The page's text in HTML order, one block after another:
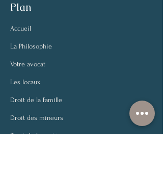
Plan
Accueil
La Philosophie
Votre avocat
Les locaux
Droit de la famille
Droit des mineurs
Droit de la santé